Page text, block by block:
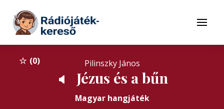
Tovább a tartalomhoz
Menü
0 Pilinszky János
🔈 Jézus és a bűn
Magyar hangjáték